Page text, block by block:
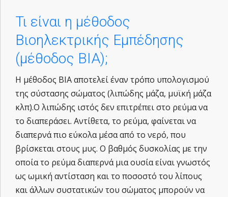
Τι είναι η μέθοδος
Βιοηλεκτρικής Εμπέδησης
(μέθοδος BIA);
Η μέθοδος ΒΙΑ αποτελεί έναν τρόπο υπολογισμού
της σύστασης σώματος (λιπώδης μάζα, μυϊκή μάζα
κλπ).Ο λιπώδης ιστός δεν επιτρέπει στο ρεύμα να
το διαπεράσει. Αντίθετα, το ρεύμα, φαίνεται να
διαπερνά πιο εύκολα μέσα από το νερό, που
βρίσκεται στους μυς. Ο βαθμός δυσκολίας με την
οποία το ρεύμα διαπερνά μια ουσία είναι γνωστός
ως ωμική αντίσταση και το ποσοστό του λίπους
και άλλων συστατικών του σώματος μπορούν να